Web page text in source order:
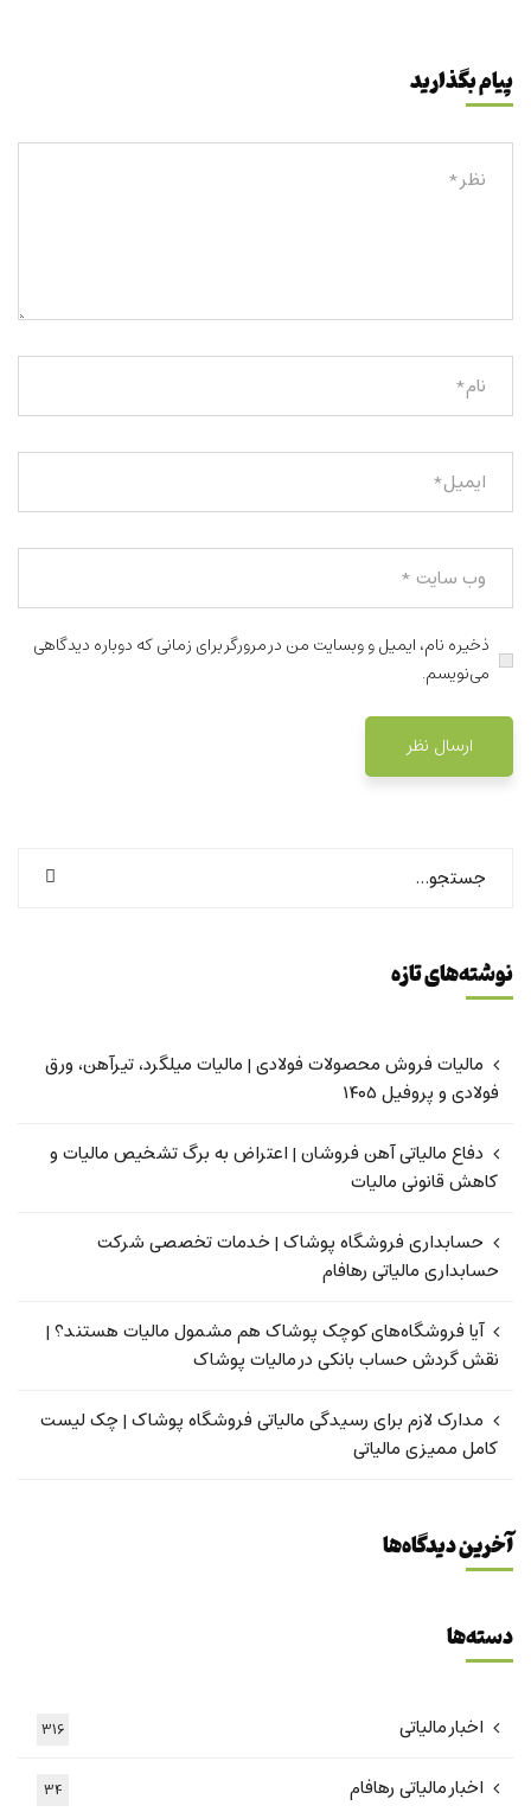
پیام بگذارید
ذخیره نام، ایمیل و وبسایت من در مرورگر برای زمانی که دوباره دیدگاهی
می‌نویسم.
نوشته‌های تازه
مالیات فروش محصولات فولادی | مالیات میلگرد، تیرآهن، ورق
فولادی و پروفیل ۱۴۰۵
دفاع مالیاتی آهن فروشان | اعتراض به برگ تشخیص مالیات و
کاهش قانونی مالیات
حسابداری فروشگاه پوشاک | خدمات تخصصی شرکت
حسابداری مالیاتی رهافام
آیا فروشگاه‌های کوچک پوشاک هم مشمول مالیات هستند؟ |
نقش گردش حساب بانکی در مالیات پوشاک
مدارک لازم برای رسیدگی مالیاتی فروشگاه پوشاک | چک لیست
کامل ممیزی مالیاتی
آخرین دیدگاه‌ها
دسته‌ها
اخبار مالیاتی 316
اخبار مالیاتی رهافام 34